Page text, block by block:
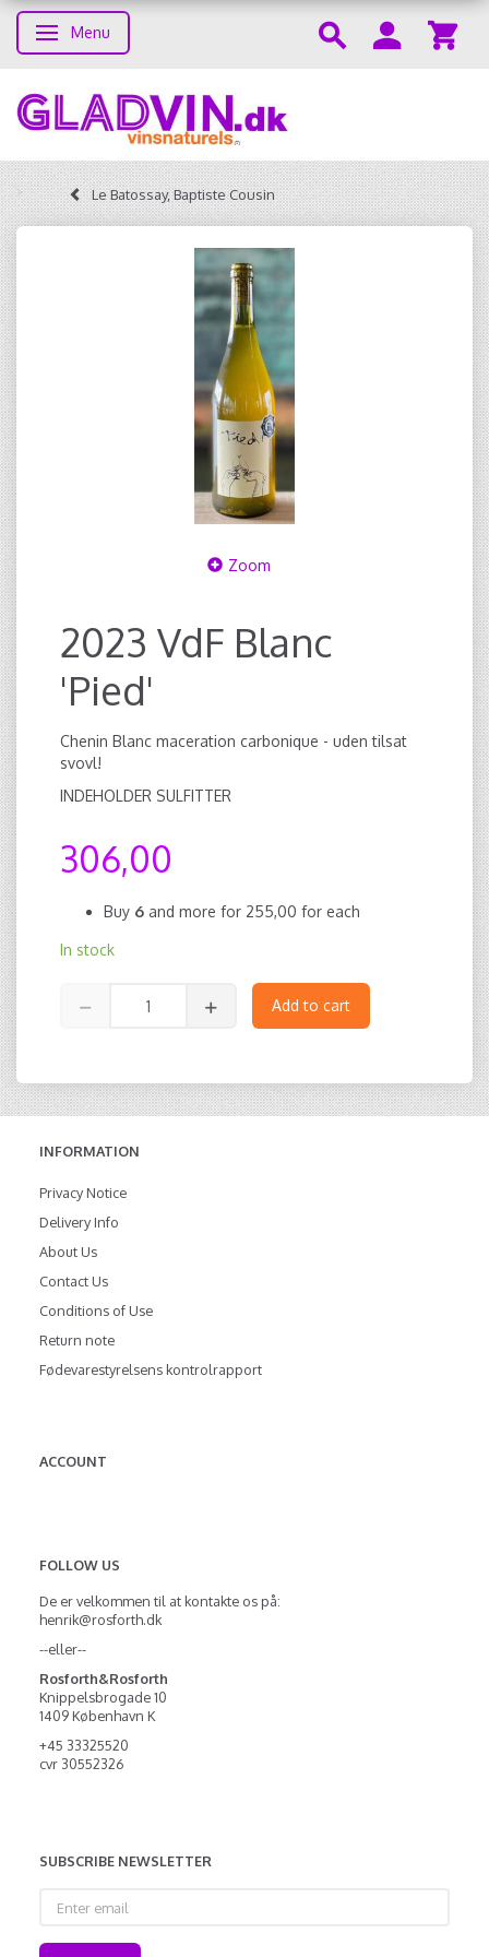
Toggle navigation
Menu
Le Batossay, Baptiste Cousin
Zoom
2023 VdF Blanc
'Pied'
Chenin Blanc maceration carbonique - uden tilsat
svovl!
INDEHOLDER SULFITTER
306,00
Buy 6 and more for 255,00 for each
In stock
Add to cart
INFORMATION
Privacy Notice
Delivery Info
About Us
Contact Us
Conditions of Use
Return note
Fødevarestyrelsens kontrolrapport
ACCOUNT
FOLLOW US
De er velkommen til at kontakte os på:
henrik@rosforth.dk
--eller--
Rosforth&Rosforth
Knippelsbrogade 10
1409 København K
+45 33325520
cvr 30552326
SUBSCRIBE NEWSLETTER
email